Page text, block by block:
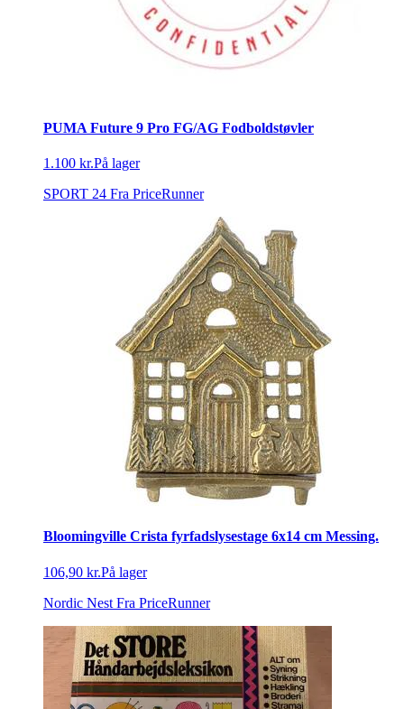
PUMA Future 9 Pro FG/AG Fodboldstøvler
1.100 kr.På lager
SPORT 24 Fra PriceRunner
Bloomingville Crista fyrfadslysestage 6x14 cm Messing.
106,90 kr.På lager
Nordic Nest Fra PriceRunner